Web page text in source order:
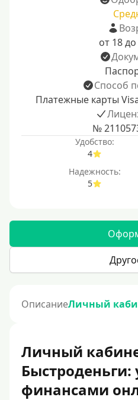
от 18
Способ
Платежные карты
№
Удобство:
4
Надежность:
5
ОписаниеЛичный
Личный
Быстроденьги:
финансами